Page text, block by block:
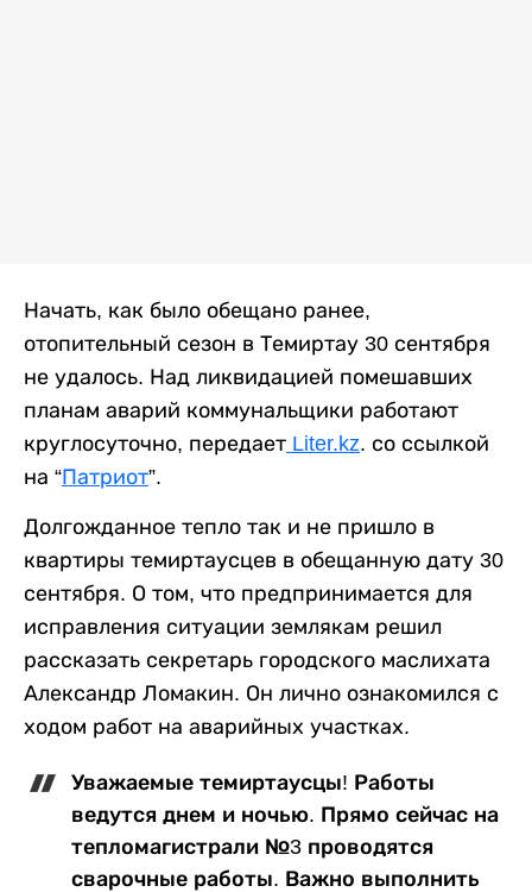
Начать, как было обещано ранее,
отопительный сезон в Темиртау 30 сентября
не удалось. Над ликвидацией помешавших
планам аварий коммунальщики работают
круглосуточно, передает Liter.kz. со ссылкой
на “Патриот”.
Долгожданное тепло так и не пришло в
квартиры темиртаусцев в обещанную дату 30
сентября. О том, что предпринимается для
исправления ситуации землякам решил
рассказать секретарь городского маслихата
Александр Ломакин. Он лично ознакомился с
ходом работ на аварийных участках.
Уважаемые темиртаусцы! Работы
ведутся днем и ночью. Прямо сейчас на
тепломагистрали №3 проводятся
сварочные работы. Важно выполнить